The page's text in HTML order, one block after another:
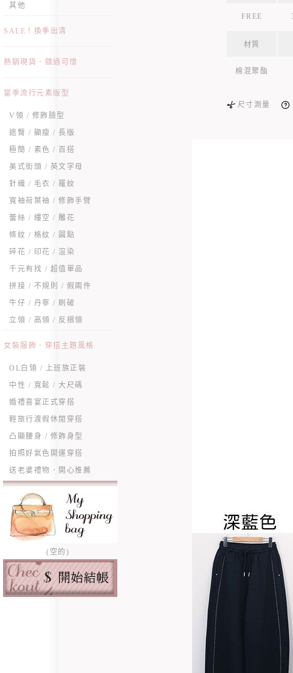
其他
SALE！換季出清
熱銷現貨．錯過可惜
當季流行元素版型
V領 / 修飾臉型
遮臀 / 顯瘦 / 長版
極簡 / 素色 / 百搭
美式街頭 / 英文字母
針織 / 毛衣 / 羅紋
寬袖荷葉袖 / 修飾手臂
蕾絲 / 縷空 / 雕花
條紋 / 格紋 / 圓點
碎花 / 印花 / 渲染
千元有找 / 超值單品
拼接 / 不規則 / 假兩件
牛仔 / 丹寧 / 刷破
立領 / 高領 / 反摺領
女裝服飾．穿搭主題風格
OL白領 / 上班族正裝
中性 / 寬鬆 / 大尺碼
婚禮喜宴正式穿搭
輕旅行渡假休閒穿搭
凸顯腰身 / 修飾身型
拍照好氣色開運穿搭
送老婆禮物．開心推薦
(空的)
FREE
材質
棉混聚酯
尺寸測量